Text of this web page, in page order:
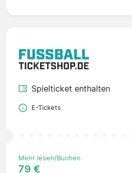
Spielticket enthalten
E-Tickets
Mehr lesen/Buchen
79 €